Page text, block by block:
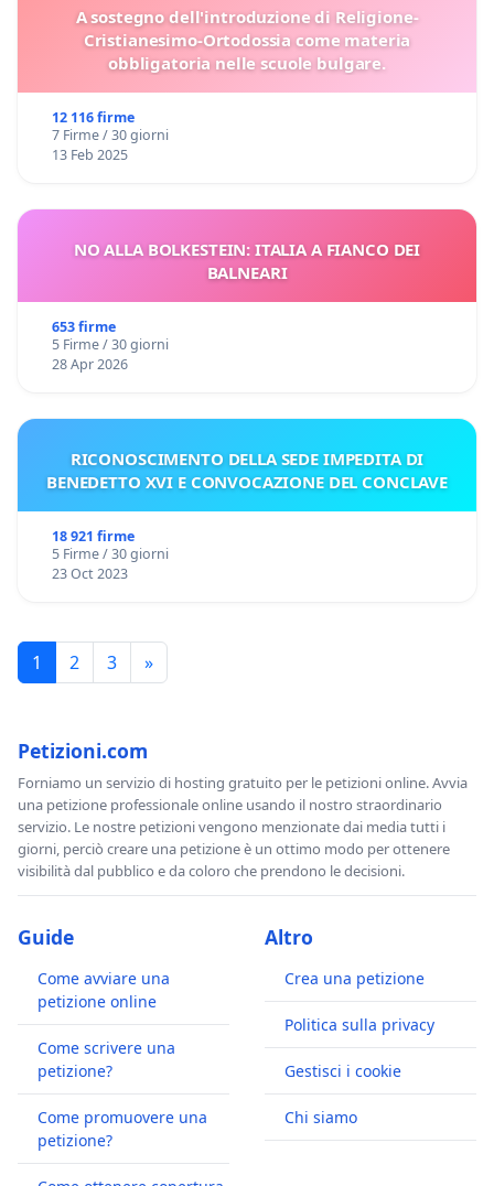
A sostegno dell'introduzione di Religione-
Cristianesimo-Ortodossia come materia
obbligatoria nelle scuole bulgare.
12 116 firme
7 Firme / 30 giorni
13 Feb 2025
NO ALLA BOLKESTEIN: ITALIA A FIANCO DEI
BALNEARI
653 firme
5 Firme / 30 giorni
28 Apr 2026
RICONOSCIMENTO DELLA SEDE IMPEDITA DI
BENEDETTO XVI E CONVOCAZIONE DEL CONCLAVE
18 921 firme
5 Firme / 30 giorni
23 Oct 2023
1 2 3 »
Petizioni.com
Forniamo un servizio di hosting gratuito per le petizioni online. Avvia
una petizione professionale online usando il nostro straordinario
servizio. Le nostre petizioni vengono menzionate dai media tutti i
giorni, perciò creare una petizione è un ottimo modo per ottenere
visibilità dal pubblico e da coloro che prendono le decisioni.
Guide
Come avviare una
petizione online
Come scrivere una
petizione?
Come promuovere una
petizione?
Altro
Crea una petizione
Politica sulla privacy
Gestisci i cookie
Chi siamo